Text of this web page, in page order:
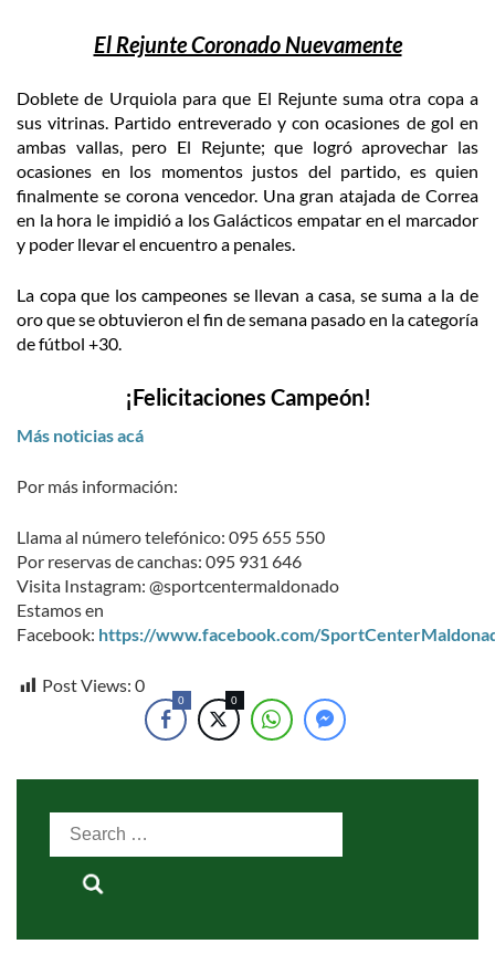
El Rejunte Coronado Nuevamente
Doblete de Urquiola para que El Rejunte suma otra copa a
sus vitrinas. Partido entreverado y con ocasiones de gol en
ambas vallas, pero El Rejunte; que logró aprovechar las
ocasiones en los momentos justos del partido, es quien
finalmente se corona vencedor. Una gran atajada de Correa
en la hora le impidió a los Galácticos empatar en el marcador
y poder llevar el encuentro a penales.
La copa que los campeones se llevan a casa, se suma a la de
oro que se obtuvieron el fin de semana pasado en la categoría
de fútbol +30.
¡Felicitaciones Campeón!
Más noticias acá
Por más información:
Llama al número telefónico: 095 655 550
Por reservas de canchas: 095 931 646
Visita Instagram: @sportcentermaldonado
Estamos en
Facebook: https://www.facebook.com/
Post Views: 0
0 0
Search